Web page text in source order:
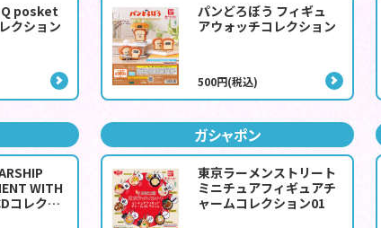
Q posket
クション
パンどろぼう フィギュ
アウォッチコレクション
500円(税込)
WITH
コレクシ
ガシャポン
東京ラーメンストリート
ミニチュアフィギュアチ
ャームコレクション01